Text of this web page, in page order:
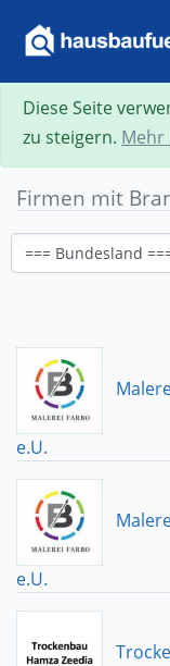
Firmen mit
e.U.
e.U.
Diese Seite
zu steigern. Mehr